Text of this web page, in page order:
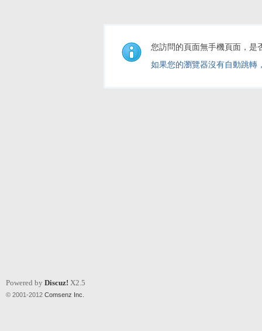
您訪問的頁面無手機頁面，是
如果您的瀏覽器沒有自動跳轉
Powered by Discuz! X2.5
© 2001-2012 Comsenz Inc.